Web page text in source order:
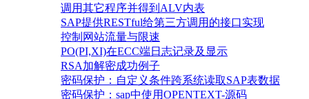
调用其它程序并得到ALV内表
SAP提供RESTful给第三方调用的接口实现
控制网站流量与限速
PO(PI,XI)在ECC端日志记录及显示
RSA加解密成功例子
密码保护：自定义条件跨系统读取SAP表数据
密码保护：sap中使用OPENTEXT-源码